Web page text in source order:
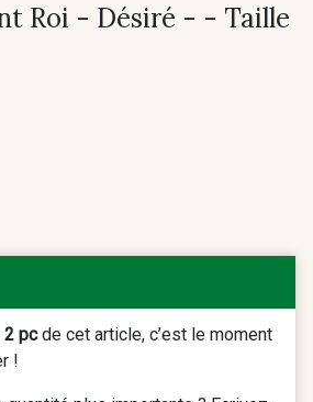
Roi - Désiré - - Taille
2 pcde cet article, c’est le moment
!